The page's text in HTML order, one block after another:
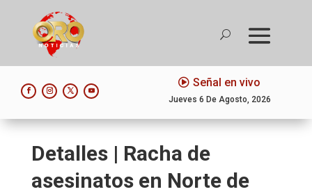
Señal en vivo
Jueves 6 De Agosto, 2026
Detalles | Racha de
asesinatos en Norte de